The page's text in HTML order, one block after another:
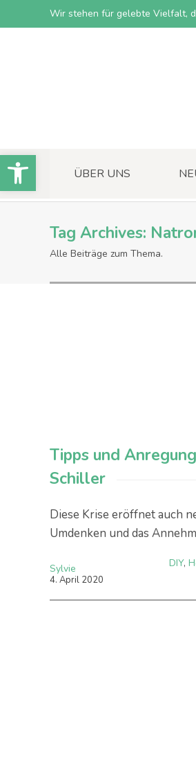
Wir stehen für gelebte Vielfalt,
ÜBER UNS
Tag Archives:
Alle Beiträge zum Thema.
Tipps und
Schiller
Diese Krise eröffnet auch
Umdenken und das
Sylvie
4. April 2020
DIY,
Open toolbar